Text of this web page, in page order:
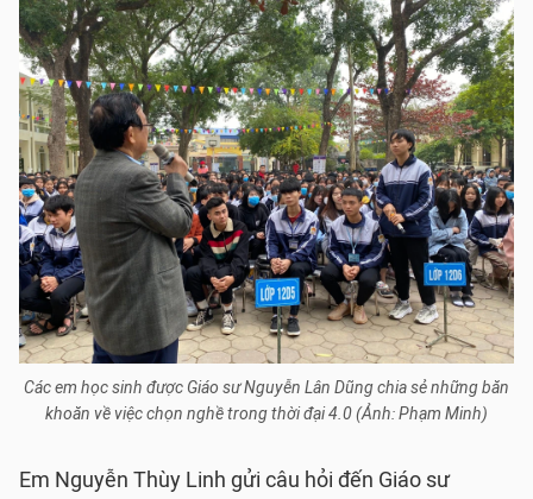
Các em học sinh được Giáo sư Nguyễn Lân Dũng chia sẻ những băn
khoăn về việc chọn nghề trong thời đại 4.0 (Ảnh: Phạm Minh)
Em Nguyễn Thùy Linh gửi câu hỏi đến Giáo sư